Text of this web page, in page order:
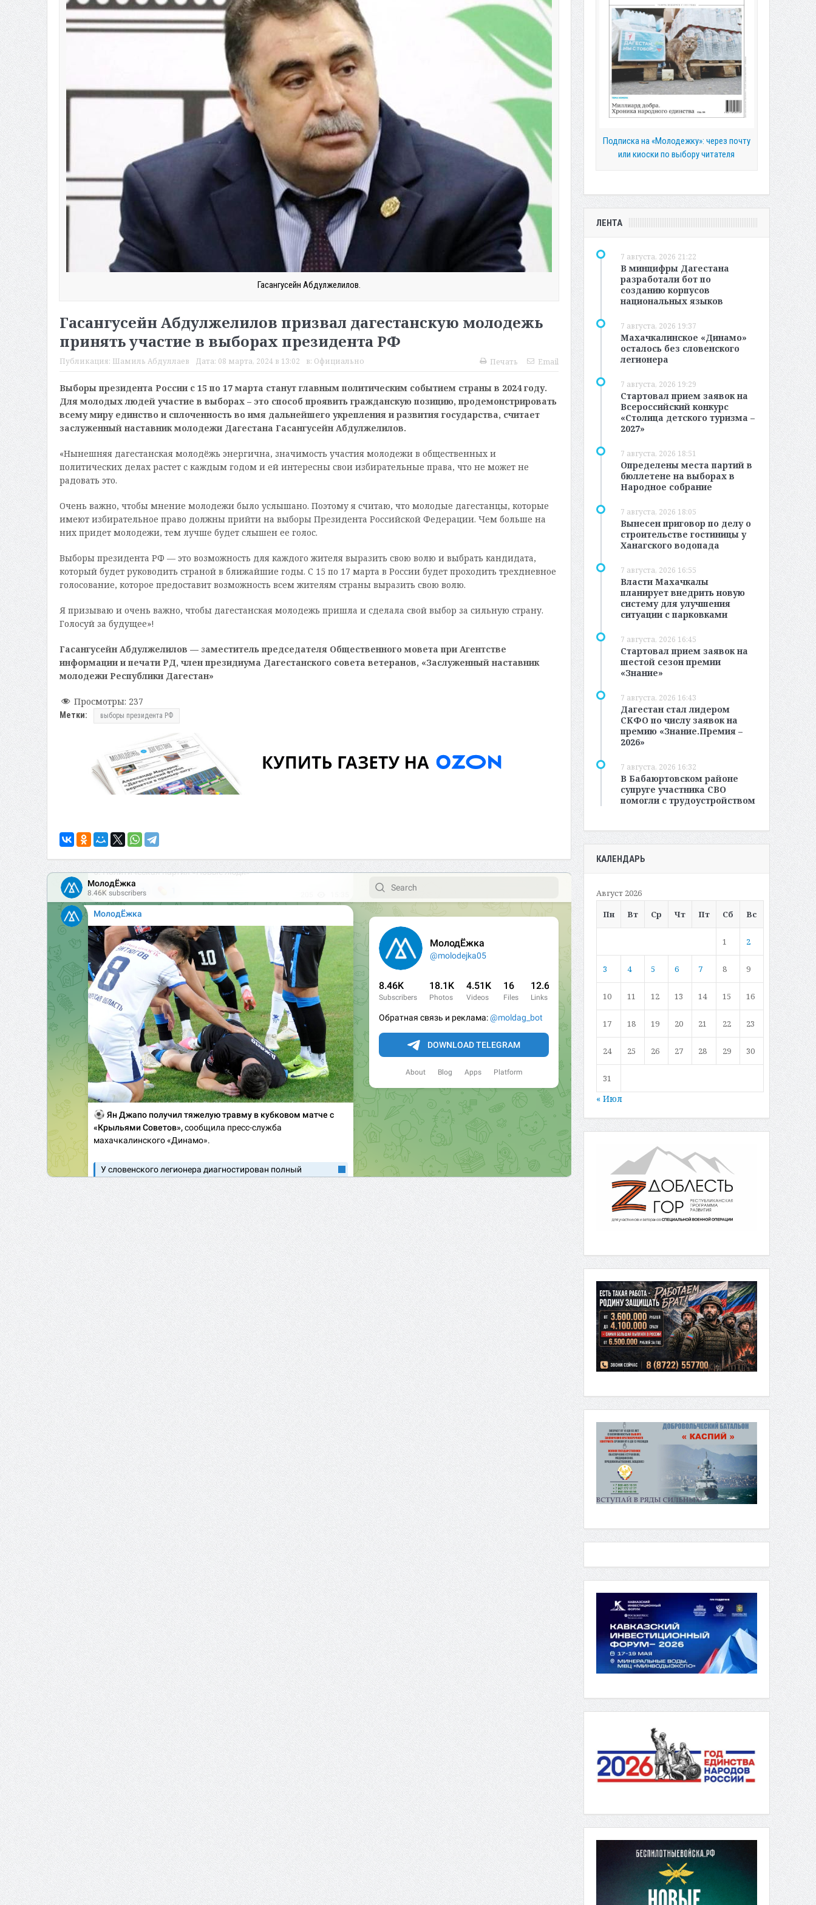
Гасангусейн Абдулжелилов.
Гасангусейн Абдулжелилов призвал дагестанскую молодежь
принять участие в выборах президента РФ
Публикация: Шамиль Абдуллаев Дата: 08 марта, 2024 в 13:02 в: Официально Печать Email
Выборы президента России с 15 по 17 марта станут главным политическим событием страны в 2024 году.
Для молодых людей участие в выборах – это способ проявить гражданскую позицию, продемонстрировать
всему миру единство и сплоченность во имя дальнейшего укрепления и развития государства, считает
заслуженный наставник молодежи Дагестана Гасангусейн Абдулжелилов.
«Нынешняя дагестанская молодёжь энергична, значимость участия молодежи в общественных и
политических делах растет с каждым годом и ей интересны свои избирательные права, что не может не
радовать это.
Очень важно, чтобы мнение молодежи было услышано. Поэтому я считаю, что молодые дагестанцы, которые
имеют избирательное право должны прийти на выборы Президента Российской Федерации. Чем больше на
них придет молодежи, тем лучше будет слышен ее голос.
Выборы президента РФ — это возможность для каждого жителя выразить свою волю и выбрать кандидата,
который будет руководить страной в ближайшие годы. С 15 по 17 марта в России будет проходить трехдневное
голосование, которое предоставит возможность всем жителям страны выразить свою волю.
Я призываю и очень важно, чтобы дагестанская молодежь пришла и сделала свой выбор за сильную страну.
Голосуй за будущее»!
Гасангусейн Абдулжелилов — заместитель председателя Общественного мовета при Агентстве
информации и печати РД, член президиума Дагестанского совета ветеранов, «Заслуженный наставник
молодежи Республики Дагестан»
Просмотры: 237
Метки: выборы президента РФ
Подписка на «Молодежку»: через почту
или киоски по выбору читателя
ЛЕНТА
7 августа, 2026 21:22
В минцифры Дагестана
разработали бот по
созданию корпусов
национальных языков
7 августа, 2026 19:37
Махачкалинское «Динамо»
осталось без словенского
легионера
7 августа, 2026 19:29
Стартовал прием заявок на
Всероссийский конкурс
«Столица детского туризма –
2027»
7 августа, 2026 18:51
Определены места партий в
бюллетене на выборах в
Народное собрание
7 августа, 2026 18:05
Вынесен приговор по делу о
строительстве гостиницы у
Ханагского водопада
7 августа, 2026 16:55
Власти Махачкалы
планирует внедрить новую
систему для улучшения
ситуации с парковками
7 августа, 2026 16:45
Стартовал прием заявок на
шестой сезон премии
«Знание»
7 августа, 2026 16:43
Дагестан стал лидером
СКФО по числу заявок на
премию «Знание.Премия –
2026»
7 августа, 2026 16:32
В Бабаюртовском районе
супруге участника СВО
помогли с трудоустройством
КАЛЕНДАРЬ
Август 2026
Пн
Вт Ср Чт Пт Сб Вс
1 2
3 4 5 6 7 8 9
10 11 12 13 14 15 16
17 18 19 20 21 22 23
24 25 26 27 28 29 30
31
« Июл